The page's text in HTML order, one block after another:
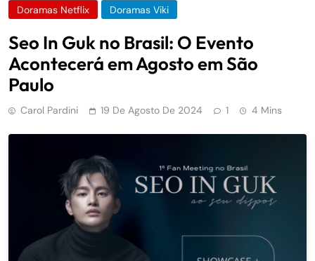
Doramas Netflix Doramas Viki
Seo In Guk no Brasil: O Evento
Acontecerá em Agosto em São
Paulo
Carol Pardini 19 De Agosto De 2024 1 4 Mins